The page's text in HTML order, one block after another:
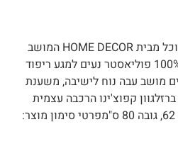
זוג כיסאות מעוצבים לפינת אוכל מבית HOME DECOR המושב
והמשענת מרופדים בד רחיץ 100% פוליאסטר נעים למגע ריפוד
מושב עבה נוח לישיבה, משענת
קפוצ'ינו הרכבה עצמית
פשוטהמידות: רוחב 50, עומק 62, גובה 80 ס"מפרטי סימון מוצר: